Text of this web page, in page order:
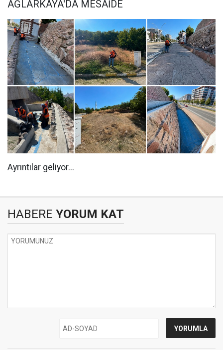
AĞLARKAYA'DA MESAİDE
Ayrıntılar geliyor...
HABERE YORUM KAT